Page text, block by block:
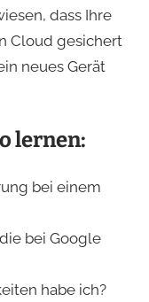
dass Ihre
Cloud gesichert
neues Gerät
lernen:
bei einem
bei Google
habe ich?